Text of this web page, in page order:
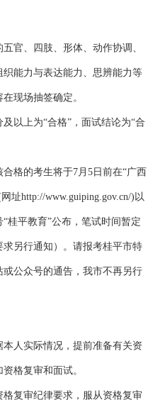
官、四肢、形体、动作协调、
能力与表达能力、思辨能力等
现场抽签确定。
以上为“合格”，面试结论为“合
合格的考生将于7月5日前在“广西
址http://www.guiping.gov.cn/)以
桂平教育”公布，笔试时间暂定
另行通知）。请报考桂平市特
公众号的通告，我市不再另行
本人实际情况，提前准备有关资
格复审和面试。
格复审纪律要求，服从资格复审